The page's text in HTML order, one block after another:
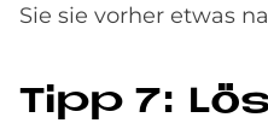
Sie sie vorher etwas
Tipp 7: